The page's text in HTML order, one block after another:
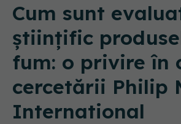
Cum sunt
științific
fum: o privire în
cercetării Philip
International